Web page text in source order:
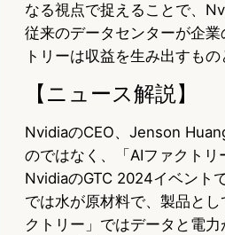
なる視点で捉えることで、
従来のデータセンターが企
トリーは収益を生み出すも
【ニュース解説】
NvidiaのCEO、Jenson
のではなく、「AIファクトリ
NvidiaのGTC 2024イベント
では水が原材料で、製品と
クトリー」ではデータと電